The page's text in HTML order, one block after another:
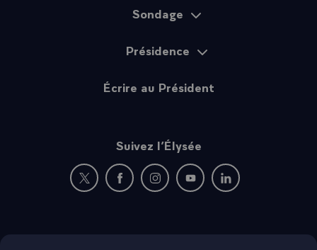
Sondage
Présidence
Écrire au Président
Suivez l’Élysée
Nouvelle fenêtre : rejoignez-nous sur Twitter
Nouvelle fenêtre : rejoignez-nous sur
Nouvelle fenêtre : rejoignez-nous
Nouvelle fenêtre :
Nouvelle fenêtre :